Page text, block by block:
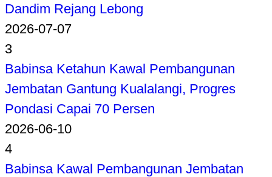
Dandim Rejang Lebong
2026-07-07
3
Babinsa Ketahun Kawal Pembangunan
Jembatan Gantung Kualalangi, Progres
Pondasi Capai 70 Persen
2026-06-10
4
Babinsa Kawal Pembangunan Jembatan